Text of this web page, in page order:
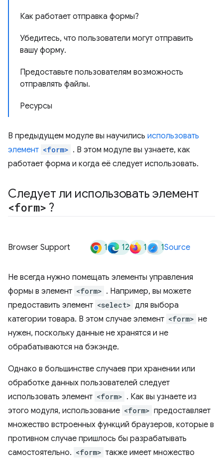
Как работает отправка формы?
Убедитесь, что пользователи могут отправить
вашу форму.
Предоставьте пользователям возможность
отправлять файлы.
Ресурсы
В предыдущем модуле вы научились использовать
элемент <form> . В этом модуле вы узнаете, как
работает форма и когда её следует использовать.
Следует ли использовать элемент
<form> ?
Browser Support 1 12 1 1Source
Не всегда нужно помещать элементы управления
формы в элемент <form> . Например, вы можете
предоставить элемент <select> для выбора
категории товара. В этом случае элемент <form> не
нужен, поскольку данные не хранятся и не
обрабатываются на бэкэнде.
Однако в большинстве случаев при хранении или
обработке данных пользователей следует
использовать элемент <form> . Как вы узнаете из
этого модуля, использование <form> предоставляет
множество встроенных функций браузеров, которые в
противном случае пришлось бы разрабатывать
самостоятельно. <form> также имеет множество